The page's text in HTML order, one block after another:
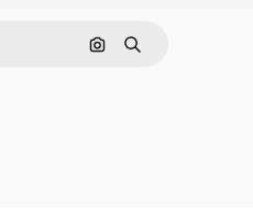
Rechercher par image
Rechercher